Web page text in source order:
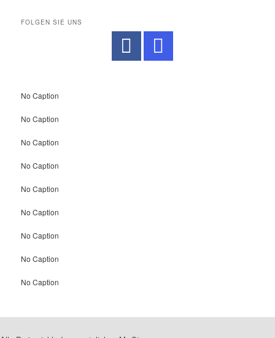
FOLGEN SIE UNS
No Caption
No Caption
No Caption
No Caption
No Caption
No Caption
No Caption
No Caption
No Caption